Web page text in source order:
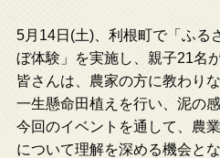
5月14日(土)、利根町で「ふる
ぼ体験」を実施し、親子21名
皆さんは、農家の方に教わり
一生懸命田植えを行い、泥の
今回のイベントを通して、農
について理解を深める機会と